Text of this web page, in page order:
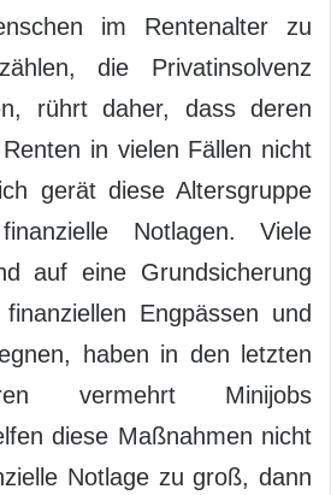
im Rentenalter zu
die Privatinsolvenz
rührt daher, dass deren
in vielen Fällen nicht
gerät diese Altersgruppe
Notlagen. Viele
auf eine Grundsicherung
Engpässen und
haben in den letzten
vermehrt Minijobs
diese Maßnahmen nicht
Notlage zu groß, dann